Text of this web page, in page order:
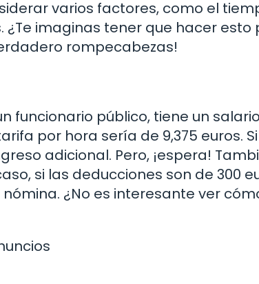
varios factores, como el
imaginas tener que hacer esto
rompecabezas!
funcionario público, tiene un
por hora sería de 9,375 euros.
adicional. Pero, ¡espera!
si las deducciones son de 300
¿No es interesante ver